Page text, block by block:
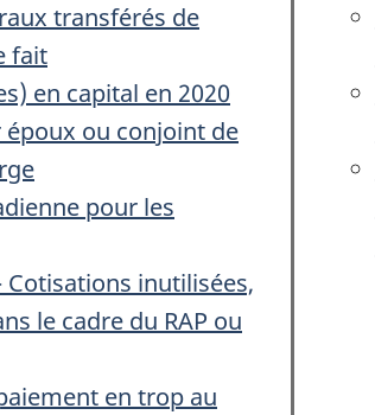
transférés de
fait
en capital en 2020
ou conjoint de
pour les
Cotisations inutilisées,
le cadre du RAP ou
en trop au